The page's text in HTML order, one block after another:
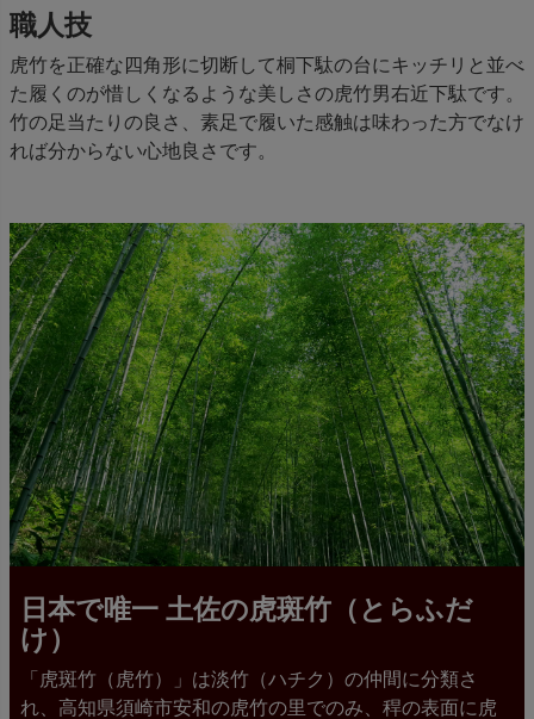
職人技
虎竹を正確な四角形に切断して桐下駄の台にキッチリと並べ
た履くのが惜しくなるような美しさの虎竹男右近下駄です。
竹の足当たりの良さ、素足で履いた感触は味わった方でなけ
れば分からない心地良さです。
日本で唯一 土佐の虎斑竹（とらふだ
け）
「虎斑竹（虎竹）」は淡竹（ハチク）の仲間に分類さ
れ、高知県須崎市安和の虎竹の里でのみ、稈の表面に虎